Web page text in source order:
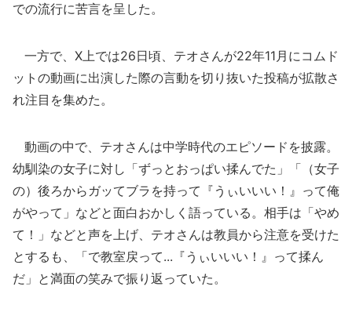
での流行に苦言を呈した。
一方で、X上では26日頃、テオさんが22年11月にコムド
ットの動画に出演した際の言動を切り抜いた投稿が拡散さ
れ注目を集めた。
動画の中で、テオさんは中学時代のエピソードを披露。
幼馴染の女子に対し「ずっとおっぱい揉んでた」「（女子
の）後ろからガッてブラを持って『うぃいいい！』って俺
がやって」などと面白おかしく語っている。相手は「やめ
て！」などと声を上げ、テオさんは教員から注意を受けた
とするも、「で教室戻って...『うぃいいい！』って揉ん
だ」と満面の笑みで振り返っていた。